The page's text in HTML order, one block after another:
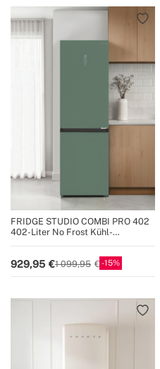
FRIDGE STUDIO COMBI PRO 402
402-Liter No Frost Kühl-
929,95 1 099,95 15